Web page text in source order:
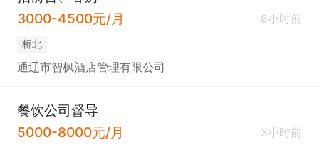
3000-4500元/月
8小时前
桥北
通辽市智枫酒店管理有限公司
餐饮公司督导
5000-8000元/月
3小时前